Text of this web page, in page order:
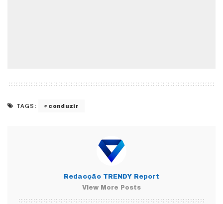
TAGS: conduzir
Redacção TRENDY Report
View More Posts